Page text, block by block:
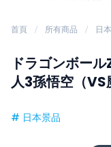
首頁 所有商品 日
ドラゴンボー
人3孫悟空（VS
# 日本景品